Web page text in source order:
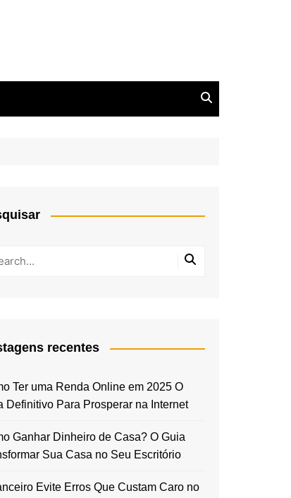
recentes
Ter uma Renda Online em 2025 O
Definitivo Para Prosperar na Internet
Ganhar Dinheiro de Casa? O Guia
Sua Casa no Seu Escritório
Evite Erros Que Custam Caro no